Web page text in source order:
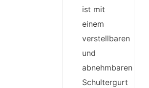
ist mit
einem
verstellbaren
und
abnehmbaren
Schultergurt